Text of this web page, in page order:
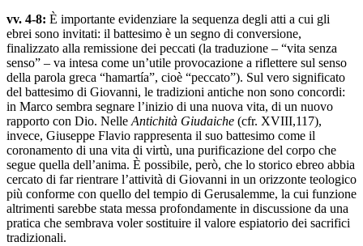
vv. 4-8: È importante evidenziare la sequenza degli atti a cui gli
ebrei sono invitati: il battesimo è un segno di conversione,
finalizzato alla remissione dei peccati (la traduzione – “vita senza
senso” – va intesa come un’utile provocazione a riflettere sul senso
della parola greca “hamartía”, cioè “peccato”). Sul vero significato
del battesimo di Giovanni, le tradizioni antiche non sono concordi:
in Marco sembra segnare l’inizio di una nuova vita, di un nuovo
rapporto con Dio. NelleAntichità Giudaiche (cfr. XVIII,117),
invece, Giuseppe Flavio rappresenta il suo battesimo come il
coronamento di una vita di virtù, una purificazione del corpo che
segue quella dell’anima. È possibile, però, che lo storico ebreo abbia
cercato di far rientrare l’attività di Giovanni in un orizzonte teologico
più conforme con quello del tempio di Gerusalemme, la cui funzione
altrimenti sarebbe stata messa profondamente in discussione da una
pratica che sembrava voler sostituire il valore espiatorio dei sacrifici
tradizionali.